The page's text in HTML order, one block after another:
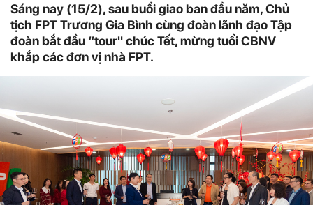
Sáng nay (15/2), sau buổi giao ban đầu năm, Chủ
tịch FPT Trương Gia Bình cùng đoàn lãnh đạo Tập
đoàn bắt đầu “tour" chúc Tết, mừng tuổi CBNV
khắp các đơn vị nhà FPT.